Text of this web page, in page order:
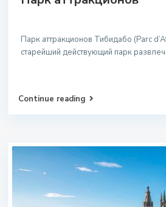
Парк аттракционов Тибидабо (Parc
старейший действующий парк
Continue reading